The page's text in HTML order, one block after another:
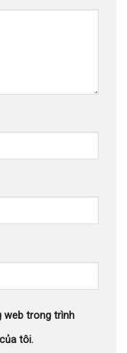
web trong trình
tôi.